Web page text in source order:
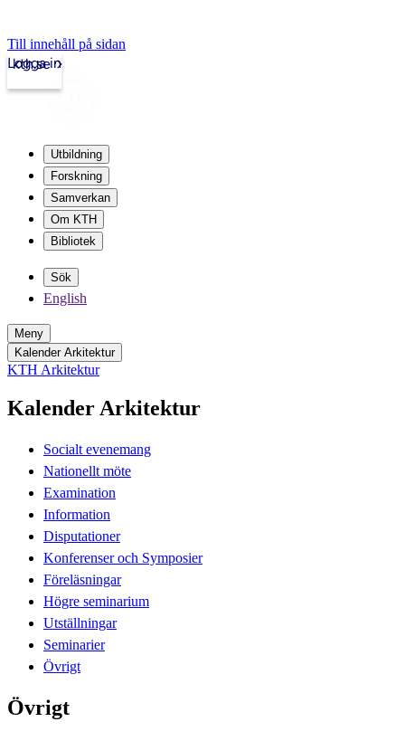
Till innehåll på sidan
kth.se
Logga in
Utbildning
Forskning
Samverkan
Om KTH
Bibliotek
Sök
English
Meny
Kalender Arkitektur
KTH Arkitektur
Kalender Arkitektur
Socialt evenemang
Nationellt möte
Examination
Information
Disputationer
Konferenser och Symposier
Föreläsningar
Högre seminarium
Utställningar
Seminarier
Övrigt
Övrigt